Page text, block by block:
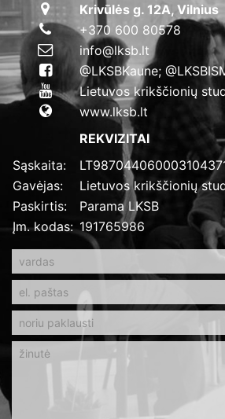
Krivūlės g. 12A, Vilnius
+370 600 80578
info@lksb.lt
@LKSBKaune;
Lietuvos krikščionių
www.lksb.lt
REKVIZITAI
Sąskaita:
Gavėjas:
Lietuvos krikščionių
Paskirtis:
Parama LKSB
Įm. kodas: 191765986